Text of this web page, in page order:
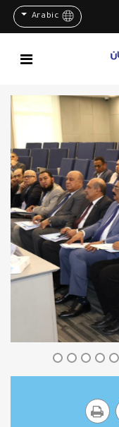
Arabic